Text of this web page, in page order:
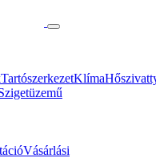
TartószerkezetKlíma
Vásárlási